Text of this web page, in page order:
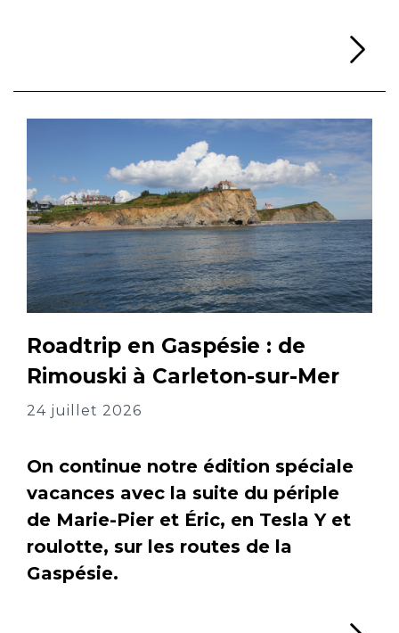
Roadtrip en Gaspésie : de
Rimouski à Carleton-sur-Mer
24 juillet 2026
On continue notre édition spéciale
vacances avec la suite du périple
de Marie-Pier et Éric, en Tesla Y et
roulotte, sur les routes de la
Gaspésie.